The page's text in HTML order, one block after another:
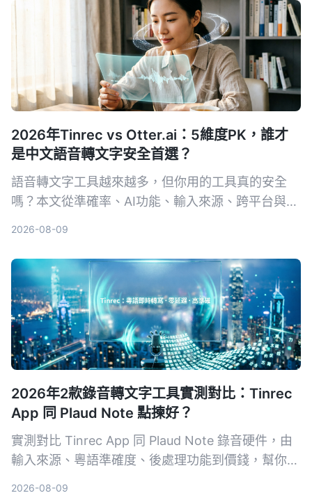
2026年Tinrec vs Otter.ai：5維度PK，誰才
是中文語音轉文字安全首選？
語音轉文字工具越來越多，但你用的工具真的安全
嗎？本文從準確率、AI功能、輸入來源、跨平台與數
選出最適合且可靠的工具。
2026-08-09
2026年2款錄音轉文字工具實測對比：Tinrec
App 同 Plaud Note 點揀好？
實測對比 Tinrec App 同 Plaud Note 錄音硬件，由
輸入來源、粵語準確度、後處理功能到價錢，幫你揀
2026-08-09